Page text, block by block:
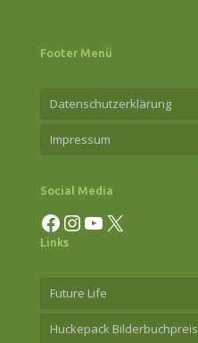
Footer Menü
Datenschutzerklärung
Impressum
Social Media
Facebook InstagramYouTube X
Links
Future Life
Huckepack Bilderbuchpreis